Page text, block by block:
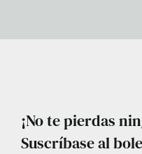
¡No te pierdas
Suscríbase al